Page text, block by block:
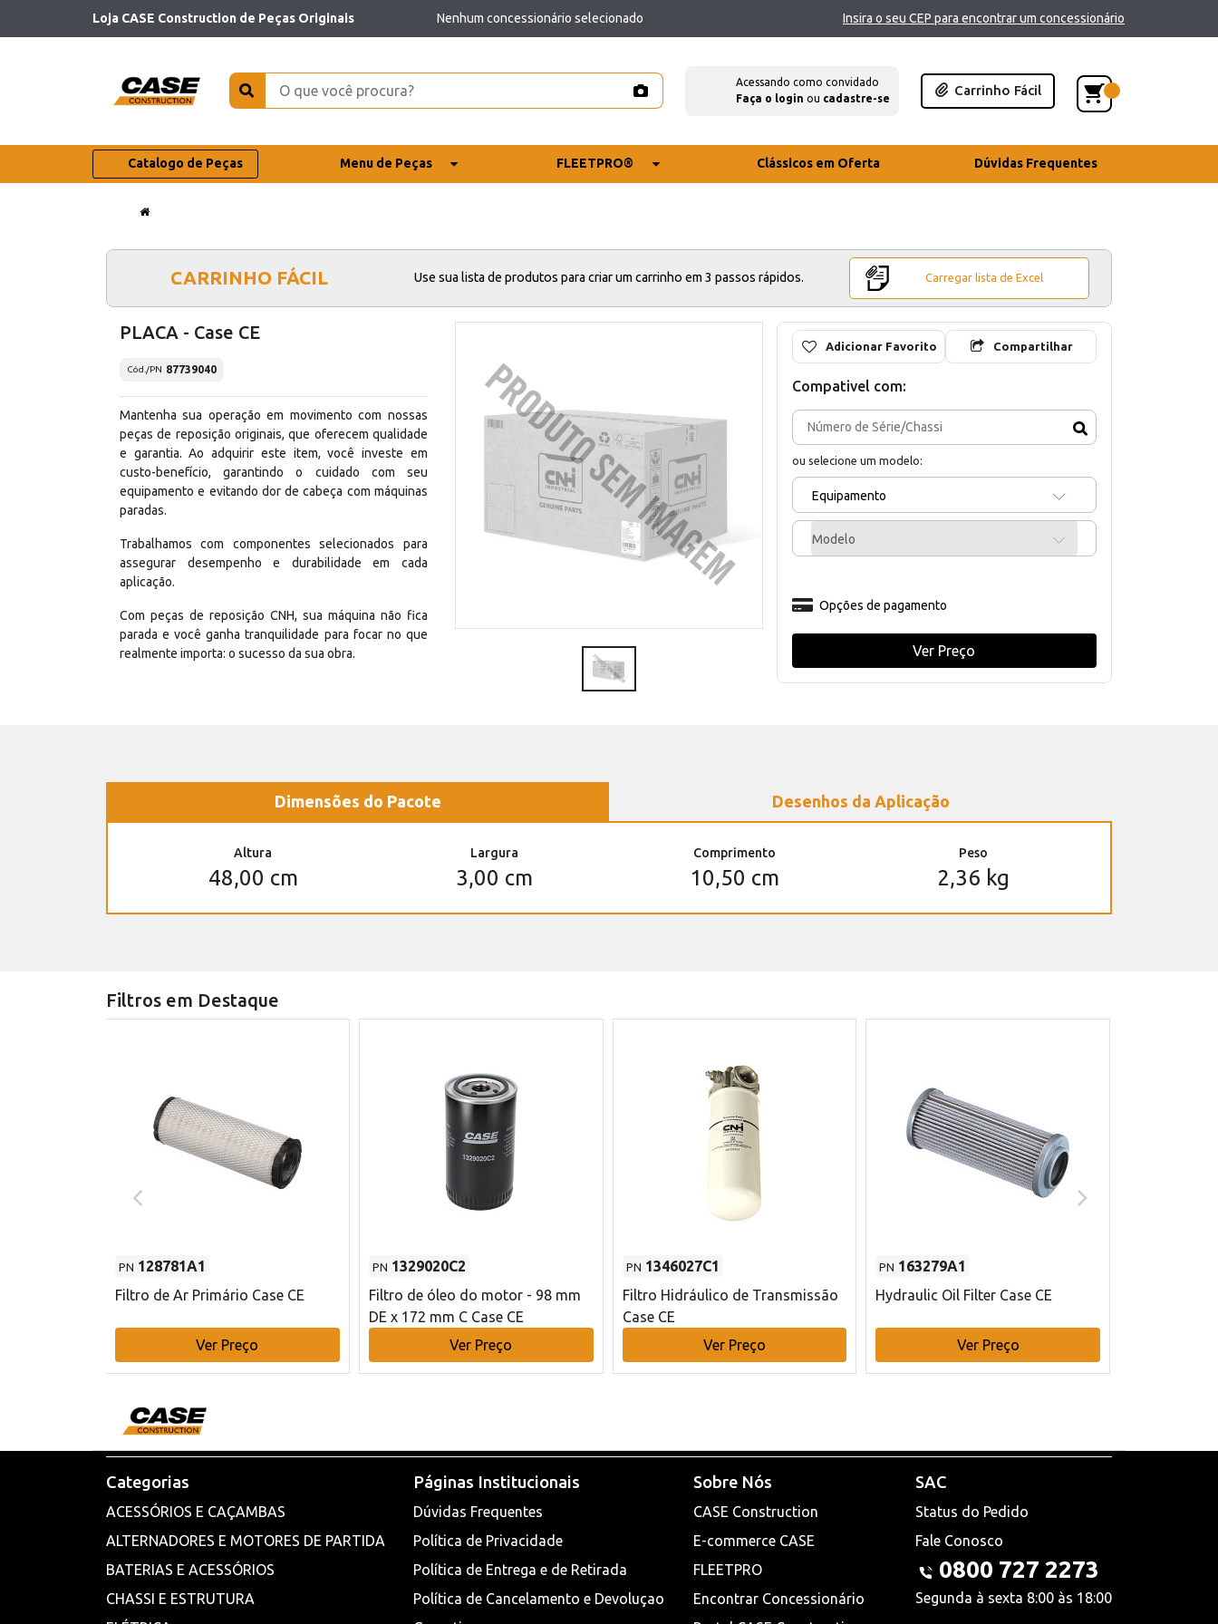
Loja CASE Construction de Peças Originais Nenhum concessionário selecionado Insira o seu CEP para encontrar um concessionário
Acessando como convidado
Faça o login ou cadastre-se
Carrinho Fácil
Catalogo de Peças Menu de Peças FLEETPRO® Clássicos em Oferta Dúvidas Frequentes
CARRINHO FÁCIL Use sua lista de produtos para criar um carrinho em 3 passos rápidos. Carregar lista de Excel
PLACA - Case CE
Cód./PN 87739040
Mantenha sua operação em movimento com nossas
peças de reposição originais, que oferecem qualidade
e garantia. Ao adquirir este item, você investe em
custo-benefício, garantindo o cuidado com seu
equipamento e evitando dor de cabeça com máquinas
paradas.
Trabalhamos com componentes selecionados para
assegurar desempenho e durabilidade em cada
aplicação.
Com peças de reposição CNH, sua máquina não fica
parada e você ganha tranquilidade para focar no que
realmente importa: o sucesso da sua obra.
Adicionar Favorito Compartilhar
Compativel com:
ou selecione um modelo:
Equipamento
Modelo
Opções de pagamento
Ver Preço
Dimensões do Pacote Desenhos da Aplicação
Altura
48,00 cm
Largura
3,00 cm
Comprimento
10,50 cm
Peso
2,36 kg
Filtros em Destaque
PN 128781A1
Filtro de Ar Primário Case CE
Ver Preço
PN 1329020C2
Filtro de óleo do motor - 98 mm
DE x 172 mm C Case CE
Ver Preço
PN 1346027C1
Filtro Hidráulico de Transmissão
Case CE
Ver Preço
PN 163279A1
Hydraulic Oil Filter Case CE
Ver Preço
Categorias
ACESSÓRIOS E CAÇAMBAS
ALTERNADORES E MOTORES DE PARTIDA
BATERIAS E ACESSÓRIOS
CHASSI E ESTRUTURA
Páginas Institucionais
Dúvidas Frequentes
Política de Privacidade
Política de Entrega e de Retirada
Política de Cancelamento e Devoluçao
Sobre Nós
CASE Construction
E-commerce CASE
FLEETPRO
Encontrar Concessionário
SAC
Status do Pedido
Fale Conosco
0800 727 2273
Segunda à sexta 8:00 às 18:00